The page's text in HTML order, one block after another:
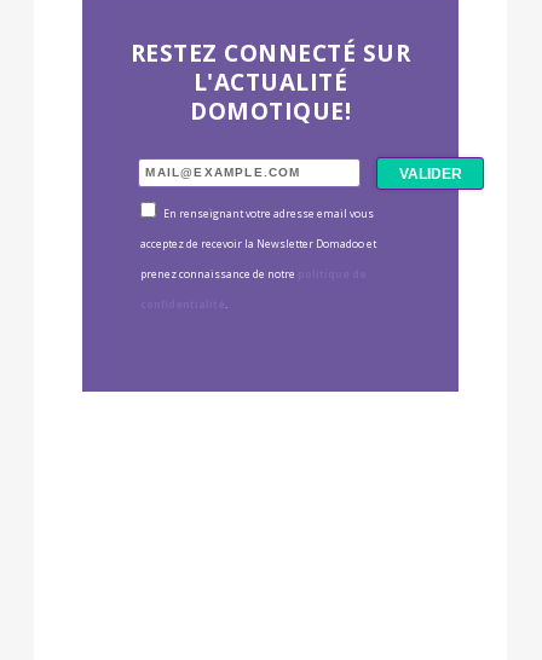
RESTEZ CONNECTÉ SUR
L'ACTUALITÉ
DOMOTIQUE!
En renseignant votre adresse email vous
acceptez de recevoir la Newsletter Domadoo et
prenez connaissance de notre
.